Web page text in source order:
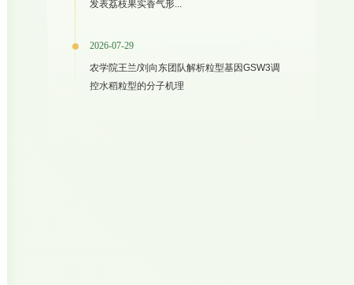
发表荔枝果实香气形...
2026-07-29
农学院王兰/刘向东团队解析粒型基因GSW3调
控水稻粒型的分子机理